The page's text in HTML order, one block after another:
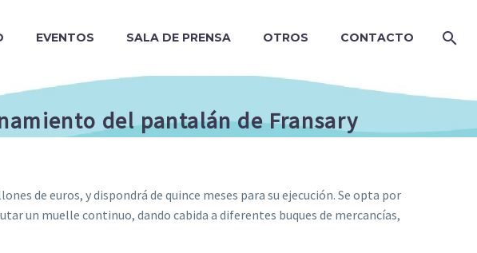
EVENTOS SALA DE PRENSA OTROS CONTACTO
del pantalán de Fransary
de euros, y dispondrá de quince meses para su ejecución. Se opta por
un muelle continuo, dando cabida a diferentes buques de mercancías,